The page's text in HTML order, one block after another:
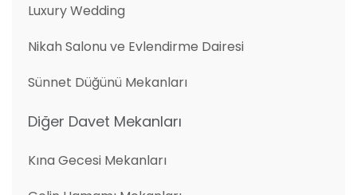
Luxury Wedding
Nikah Salonu ve Evlendirme Dairesi
Sünnet Düğünü Mekanları
Diğer Davet Mekanları
Kına Gecesi Mekanları